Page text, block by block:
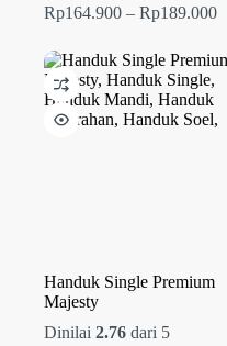
Rp164.900 – Rp189.000
Handuk Single Premium
Majesty
Dinilai 2.76 dari 5